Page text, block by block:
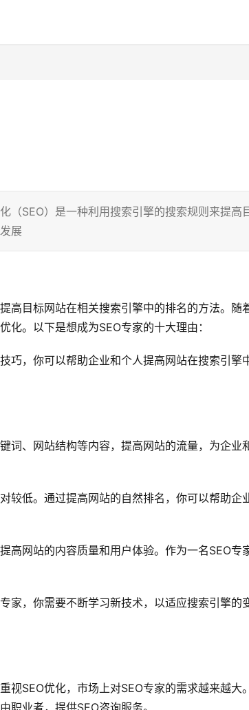
（SEO）是一种利用搜索引擎的搜索规则来提高
展
高目标网站在相关搜索引擎中的排名的方法。随
。以下是想成为SEO专家的十大理由：
巧，你可以帮助企业和个人提高网站在搜索引擎
词、网站结构等内容，提高网站的流量，为企业
较低。通过提高网站的自然排名，你可以帮助企
高网站的内容质量和用户体验。作为一名SEO专
家，你需要不断学习新技术，以适应搜索引擎的
视SEO优化，市场上对SEO专家的需求越来越大